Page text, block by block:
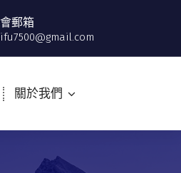
郵箱
關於我們